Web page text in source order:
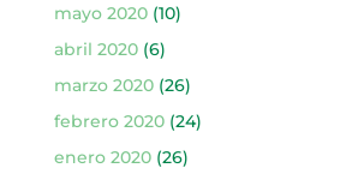
mayo 2020(10)
abril 2020(6)
marzo 2020(26)
febrero 2020(24)
enero 2020(26)